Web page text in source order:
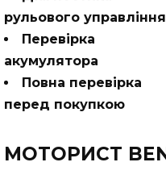
рульового управління
Перевірка
акумулятора
Повна перевірка
перед покупкою
МОТОРИСТ